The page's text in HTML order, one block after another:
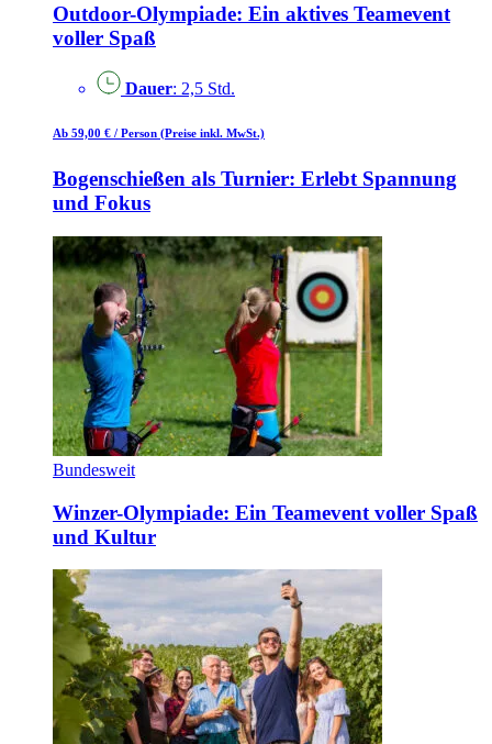
Outdoor-Olympiade: Ein aktives Teamevent
voller Spaß
Dauer: 2,5 Std.
Ab 59,00 € / Person (Preise inkl. MwSt.)
Bogenschießen als Turnier: Erlebt Spannung
und Fokus
Bundesweit
Winzer-Olympiade: Ein Teamevent voller Spaß
und Kultur